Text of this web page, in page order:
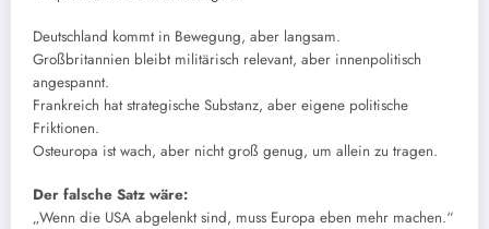
Deutschland kommt in Bewegung, aber langsam.
Großbritannien bleibt militärisch relevant, aber innenpolitisch
angespannt.
Frankreich hat strategische Substanz, aber eigene politische
Friktionen.
Osteuropa ist wach, aber nicht groß genug, um allein zu tragen.
Der falsche Satz wäre:
„Wenn die USA abgelenkt sind, muss Europa eben mehr machen.“